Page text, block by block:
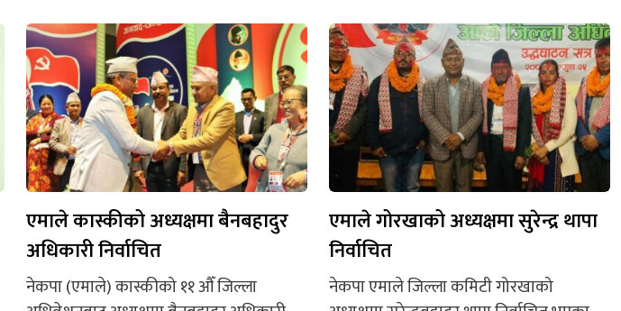
एमाले कास्कीको अध्यक्षमा बैनबहादुर
अधिकारी निर्वाचित
नेकपा (एमाले) कास्कीको ११ औँ जिल्ला
एमाले गोरखाको अध्यक्षमा सुरेन्द्र थापा
निर्वाचित
नेकपा एमाले जिल्ला कमिटी गोरखाको